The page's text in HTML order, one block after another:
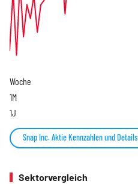
Woche
1M
1J
Snap Inc. Aktie Kennzahlen und Details
Sektorvergleich